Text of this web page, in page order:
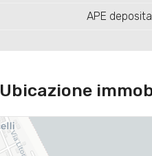
APE
Ubicazione